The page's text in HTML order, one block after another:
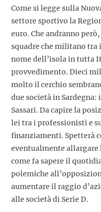
Come si legge sulla
settore sportivo la
euro. Che andranno
squadre che militano
nome dell’isola in tutta
provvedimento. Dieci
molto il cerchio
due società in
Sassari. Da capire la
lei tra i professionisti e
finanziamenti. Spetterà
eventualmente allargare
come fa sapere il
polemiche
aumentare il raggio
alle società di Serie D.